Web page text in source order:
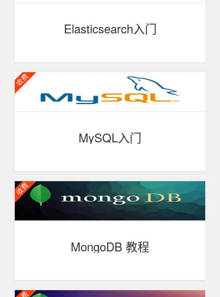
Elasticsearch入门
ElasticSearch是一个开源的分布式搜索引擎，具备高可
靠性，支持非常多的企业级搜索用例。像Solr4一样，是基
于Lucene构建的。支持时间索引和全文检索。它对外提供
一系列基于java和http的api，用于索引、检索、修改大多数
配置。
MySQL入门
本课程让你初步了解MySQL，简单使用MySQL，包含
MySQL的数据库和数据表的操作，数据的增删改查，让你
逐渐深入了解MySQL，开启MySQL的探索旅程。
MongoDB 教程
MongoDB 教程 MongoDB是一个介于关系数据库和非